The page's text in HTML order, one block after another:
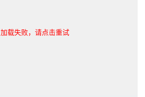
加载失败，请点击重试